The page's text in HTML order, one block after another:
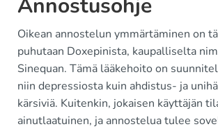
Annostusohje
Oikean annostelun ymmärtäminen on
puhutaan Doxepinista, kaupalliselta
Sinequan. Tämä lääkehoito on
niin depressiosta kuin ahdistus- ja
kärsiviä. Kuitenkin, jokaisen käyttäjän
ainutlaatuinen, ja annostelua tulee